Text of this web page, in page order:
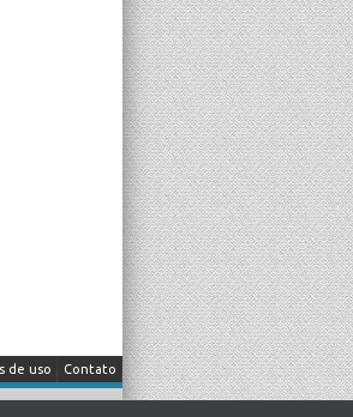
Contato
de uso